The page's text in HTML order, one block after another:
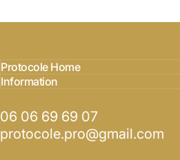
Protocole Home
Information
06 06 69 69 07
protocole.pro@gmail.com